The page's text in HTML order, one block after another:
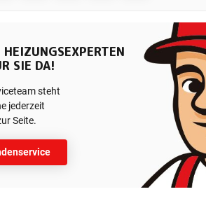
HEIZUNGSEXPERTEN
SIE DA!
steht
jederzeit
Seite.